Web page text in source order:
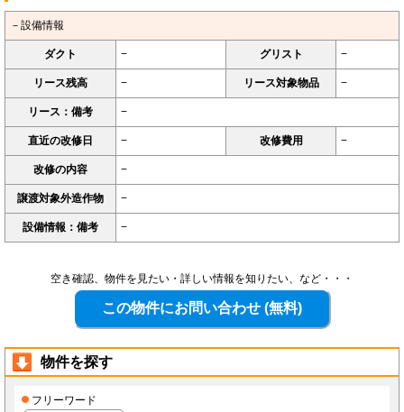
－設備情報
ダクト − グリスト −
リース残高 − リース対象物品 −
リース：備考 −
直近の改修日 − 改修費用 −
改修の内容 −
譲渡対象外造作物 −
設備情報：備考 −
空き確認、物件を見たい・詳しい情報を知りたい、など・・・
物件を探す
フリーワード